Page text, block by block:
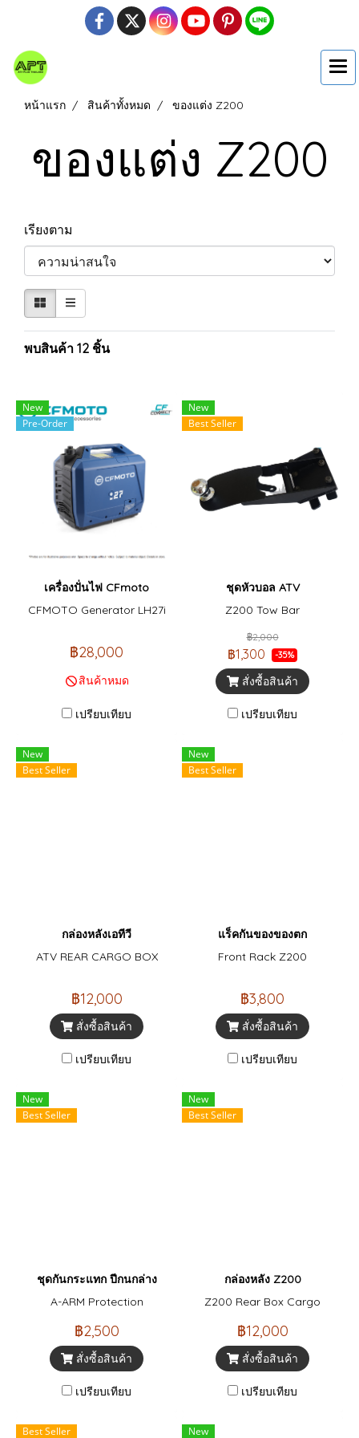
หน้าแรก สินค้าทั้งหมด ของแต่ง Z200
ของแต่ง Z200
เรียงตาม
พบสินค้า 12 ชิ้น
New
Pre-Order
เครื่องปั่นไฟ CFmoto
CFMOTO Generator LH27i
฿28,000
สินค้าหมด
เปรียบเทียบ
New
Best Seller
ชุดหัวบอล ATV
Z200 Tow Bar
฿2,000
฿1,300 -35%
สั่งซื้อสินค้า
เปรียบเทียบ
New
Best Seller
กล่องหลังเอทีวี
ATV REAR CARGO BOX
฿12,000
สั่งซื้อสินค้า
เปรียบเทียบ
New
Best Seller
แร็คกันของของตก
Front Rack Z200
฿3,800
สั่งซื้อสินค้า
เปรียบเทียบ
New
Best Seller
ชุดกันกระแทก ปีกนกล่าง
A-ARM Protection
฿2,500
สั่งซื้อสินค้า
เปรียบเทียบ
New
Best Seller
กล่องหลัง Z200
Z200 Rear Box Cargo
฿12,000
สั่งซื้อสินค้า
เปรียบเทียบ
Best Seller New